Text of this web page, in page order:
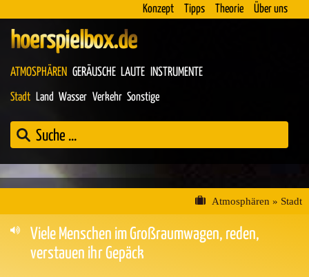
Konzept Tipps Theorie Über uns
hoerspielbox.de
ATMOSPHÄREN GERÄUSCHE LAUTE INSTRUMENTE
Stadt Land Wasser Verkehr Sonstige
Atmosphären » Stadt
Viele Menschen im Großraumwagen, reden,
verstauen ihr Gepäck